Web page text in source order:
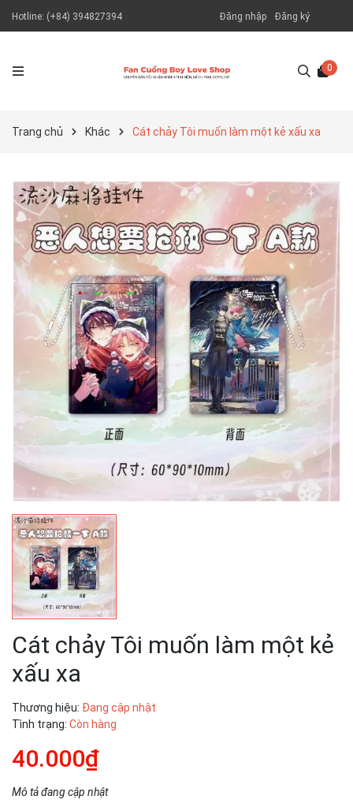
Hotline: (+84) 394827394 Đăng nhập Đăng ký
0
Trang chủ Khác Cát chảy Tôi muốn làm một kẻ xấu xa
Cát chảy Tôi muốn làm một kẻ
xấu xa
Thương hiệu: Đang cập nhật
Tình trạng: Còn hàng
40.000₫
Mô tả đang cập nhật